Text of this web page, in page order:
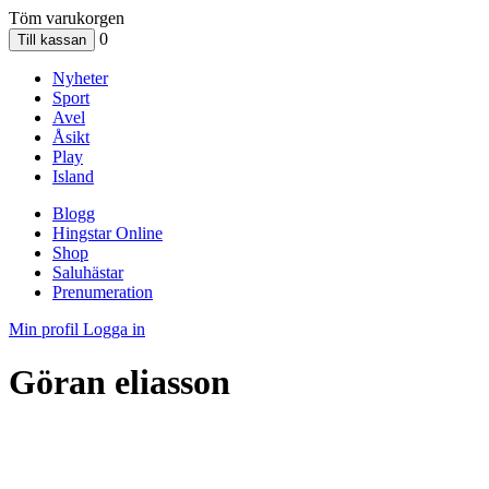
Töm varukorgen
0
Nyheter
Sport
Avel
Åsikt
Play
Island
Blogg
Hingstar Online
Shop
Saluhästar
Prenumeration
Min profil Logga in
Göran eliasson